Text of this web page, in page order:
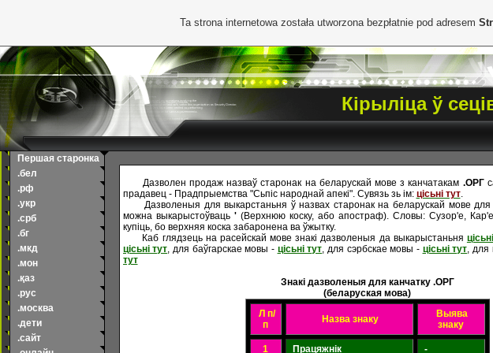
Кірыліца ў
Першая старонка
.бел
.рф
.укр
.срб
.бг
.мкд
.мон
.қаз
.рус
.москва
.дети
.сайт
Дазволен продажназваў старонак на беларускай мове з канчатакам .ОРГ
прадавец - Прадпрыемства "Сьпіс народнай апекі". Сувязь зь ім: цісьні тут.
Дазволеныя для выкарстаньня ў назвах старонак на беларускай мове для
можна выкарыстоўваць '(Верхнюю коску, або апостраф). Словы: Сузор'е,
купіць, бо верхняя коска забаронена ва ўжытку.
Каб глядзець на расейскай мове знакі дазволеныя да выкарыстаньня
цісьні тут, для баўгарскае мовы - цісьні тут, для сэрбскае мовы - цісьні тут, для
тут
Знакі дазволеныя для канчатку .ОРГ
(беларуская мова)
Л п/
п
Назва знаку
Выява
знаку
1 Працяжнік -
Ta strona internetowa została utworzona bezpłatnie pod adresem